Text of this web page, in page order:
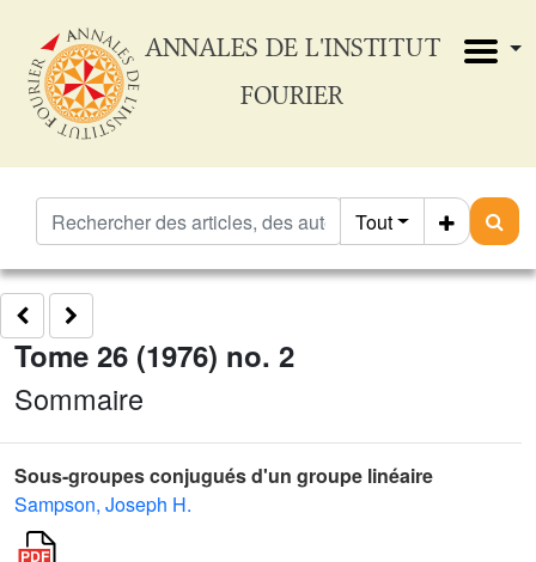
ANNALES DE L'INSTITUT
FOURIER
Tout
Tome 26 (1976) no. 2
Sommaire
Sous-groupes conjugués d'un groupe linéaire
Sampson, Joseph H.